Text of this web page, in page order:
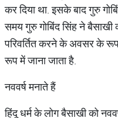
कर दिया था. इसके बाद गुरु
समय गुरु गोबिंद सिंह ने बैसाखी
परिवर्तित करने के अवसर के
रूप में जाना जाता है.
नववर्ष मनाते हैं
हिंदू धर्म के लोग बैसाखी को